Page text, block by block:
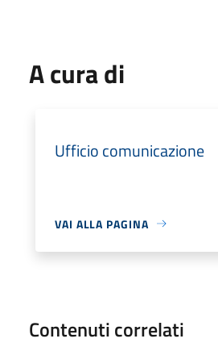
A cura di
Ufficio comunicazione
VAI ALLA PAGINA
Contenuti correlati